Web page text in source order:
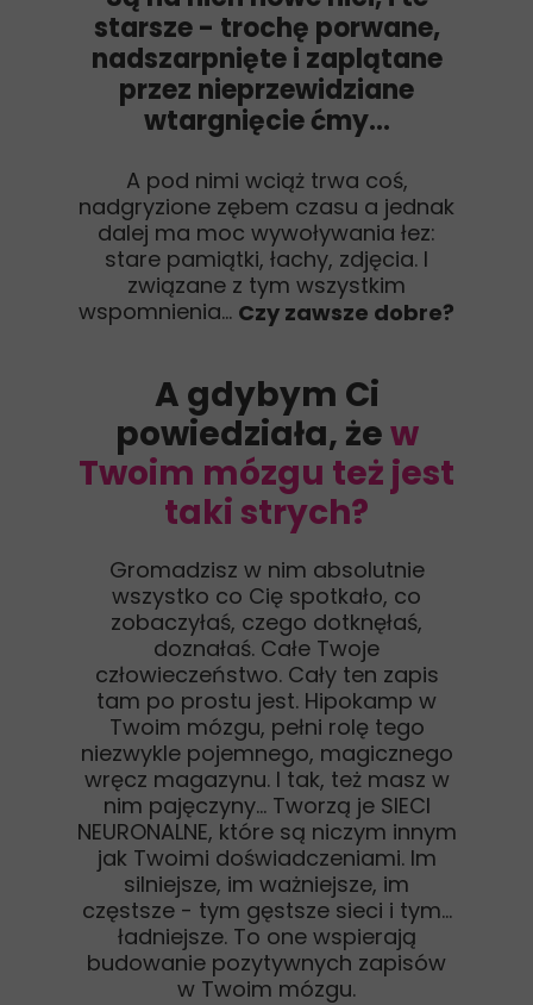
starsze - trochę porwane,
nadszarpnięte i zaplątane
przez nieprzewidziane
wtargnięcie ćmy…
A pod nimi wciąż trwa coś,
nadgryzione zębem czasu a jednak
dalej ma moc wywoływania łez:
stare pamiątki, łachy, zdjęcia. I
związane z tym wszystkim
wspomnienia… Czy zawsze dobre?
A gdybym Ci
powiedziała, żew
Twoim mózgu też jest
taki strych?
Gromadzisz w nim absolutnie
wszystko co Cię spotkało, co
zobaczyłaś, czego dotknęłaś,
doznałaś. Całe Twoje
człowieczeństwo. Cały ten zapis
tam po prostu jest. Hipokamp w
Twoim mózgu, pełni rolę tego
niezwykle pojemnego, magicznego
wręcz magazynu. I tak, też masz w
nim pajęczyny… Tworzą je SIECI
NEURONALNE, które są niczym innym
jak Twoimi doświadczeniami. Im
silniejsze, im ważniejsze, im
częstsze - tym gęstsze sieci i tym…
ładniejsze. To one wspierają
budowanie pozytywnych zapisów
w Twoim mózgu.